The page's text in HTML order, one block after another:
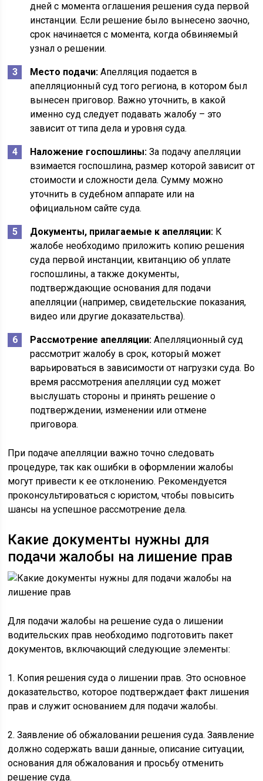
дней с момента оглашения решения суда первой
инстанции. Если решение было вынесено заочно,
срок начинается с момента, когда обвиняемый
узнал о решении.
Место подачи: Апелляция подается в
апелляционный суд того региона, в котором был
вынесен приговор. Важно уточнить, в какой
именно суд следует подавать жалобу – это
зависит от типа дела и уровня суда.
Наложение госпошлины: За подачу апелляции
взимается госпошлина, размер которой зависит от
стоимости и сложности дела. Сумму можно
уточнить в судебном аппарате или на
официальном сайте суда.
Документы, прилагаемые к апелляции: К
жалобе необходимо приложить копию решения
суда первой инстанции, квитанцию об уплате
госпошлины, а также документы,
подтверждающие основания для подачи
апелляции (например, свидетельские показания,
видео или другие доказательства).
Рассмотрение апелляции: Апелляционный суд
рассмотрит жалобу в срок, который может
варьироваться в зависимости от нагрузки суда. Во
время рассмотрения апелляции суд может
выслушать стороны и принять решение о
подтверждении, изменении или отмене
приговора.
При подаче апелляции важно точно следовать
процедуре, так как ошибки в оформлении жалобы
могут привести к ее отклонению. Рекомендуется
проконсультироваться с юристом, чтобы повысить
шансы на успешное рассмотрение дела.
Какие документы нужны для
подачи жалобы на лишение прав
Для подачи жалобы на решение суда о лишении
водительских прав необходимо подготовить пакет
документов, включающий следующие элементы:
1. Копия решения суда о лишении прав. Это основное
доказательство, которое подтверждает факт лишения
прав и служит основанием для подачи жалобы.
2. Заявление об обжаловании решения суда. Заявление
должно содержать ваши данные, описание ситуации,
основания для обжалования и просьбу отменить
решение суда.